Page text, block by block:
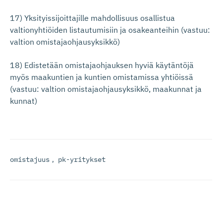
17) Yksityissijoittajille mahdollisuus osallistua
valtionyhtiöiden listautumisiin ja osakeanteihin (vastuu:
valtion omistajaohjausyksikkö)
18) Edistetään omistajaohjauksen hyviä käytäntöjä
myös maakuntien ja kuntien omistamissa yhtiöissä
(vastuu: valtion omistajaohjausyksikkö, maakunnat ja
kunnat)
omistajuus , pk-yritykset